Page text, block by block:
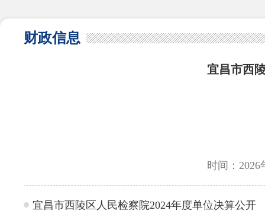
财政信息
宜昌市西
时间：2026
宜昌市西陵区人民检察院2024年度单位决算公开